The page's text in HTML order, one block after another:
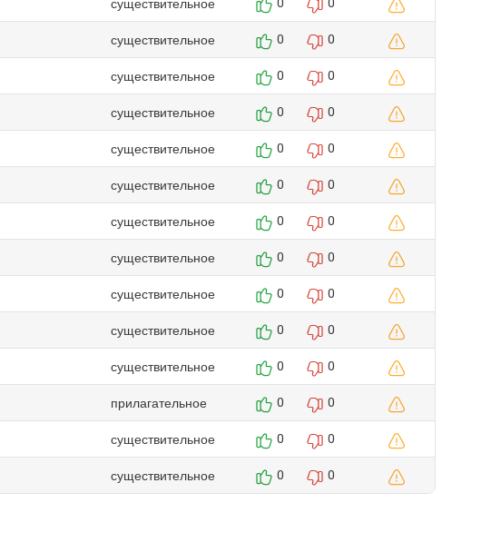
существительное 0 0
существительное 0 0
существительное 0 0
существительное 0 0
существительное 0 0
существительное 0 0
существительное 0 0
существительное 0 0
существительное 0 0
существительное 0 0
прилагательное 0 0
существительное 0 0
существительное 0 0